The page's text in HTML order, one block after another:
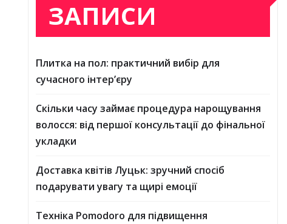
ЗАПИСИ
Плитка на пол: практичний вибір для
сучасного інтер’єру
Скільки часу займає процедура нарощування
волосся: від першої консультації до фінальної
укладки
Доставка квітів Луцьк: зручний спосіб
подарувати увагу та щирі емоції
Техніка Pomodoro для підвищення